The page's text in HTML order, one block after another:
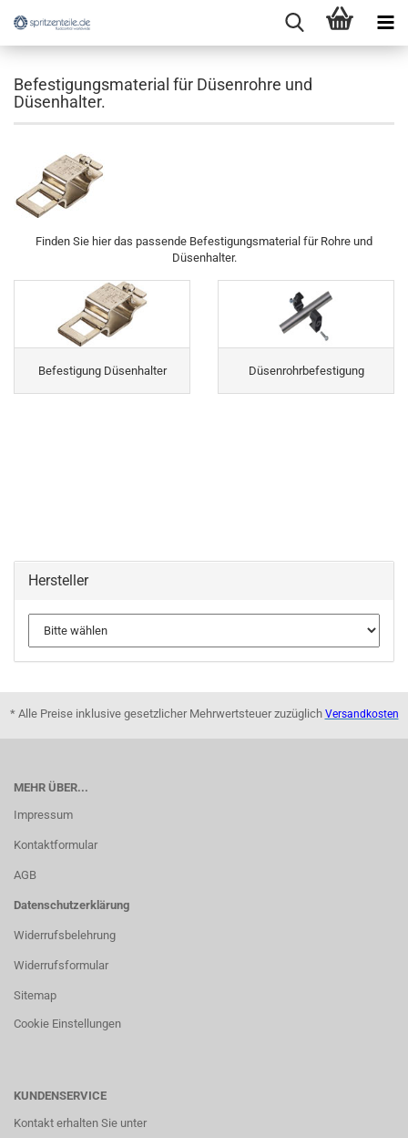
Befestigungsmaterial für Düsenrohre und
Düsenhalter.
Finden Sie hier das passende Befestigungsmaterial für Rohre und
Düsenhalter.
Befestigung Düsenhalter Düsenrohrbefestigung
Hersteller
* Alle Preise inklusive gesetzlicher Mehrwertsteuer zuzüglich Versandkosten
MEHR ÜBER...
Impressum
Kontaktformular
AGB
Datenschutzerklärung
Widerrufsbelehrung
Widerrufsformular
Sitemap
Cookie Einstellungen
KUNDENSERVICE
Kontakt erhalten Sie unter